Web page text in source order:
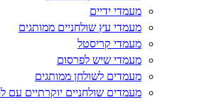
מעמדי ידיים
מעמדי עץ שולחניים ממותגים
מעמדי קריסטל
מעמדי שיש לפרסום
מעמדים לשולחן ממותגים
מעמדים שולחניים יוקרתיים עם לוגו